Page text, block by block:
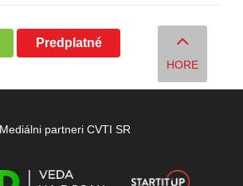
Predplatné
HORE
Mediálni partneri CVTI SR